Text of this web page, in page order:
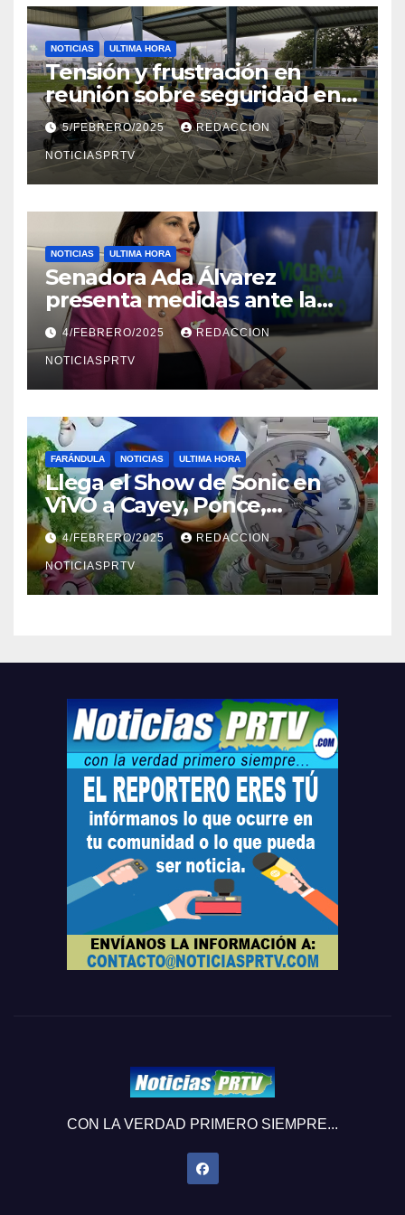
NOTICIAS ULTIMA HORA
Tensión y frustración en
reunión sobre seguridad en
Reparto Metropolitano
5/FEBRERO/2025 REDACCION
NOTICIASPRTV
NOTICIAS ULTIMA HORA
Senadora Ada Álvarez
presenta medidas ante la
violencia en el noviazgo
4/FEBRERO/2025 REDACCION
NOTICIASPRTV
FARÁNDULA NOTICIAS ULTIMA HORA
Llega el Show de Sonic en
ViVO a Cayey, Ponce,
Barceloneta y Humacao,
Relojes gratis para el que
compre ahora….
4/FEBRERO/2025 REDACCION
NOTICIASPRTV
CON LA VERDAD PRIMERO SIEMPRE...